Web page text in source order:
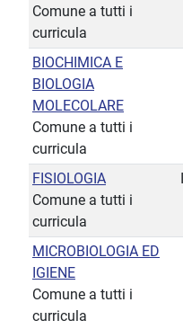
Comune a tutti i
curricula
BIOCHIMICA E
BIOLOGIA
MOLECOLARE
Comune a tutti i
curricula
FISIOLOGIA
Comune a tutti i
curricula
MICROBIOLOGIA ED
IGIENE
Comune a tutti i
curricula